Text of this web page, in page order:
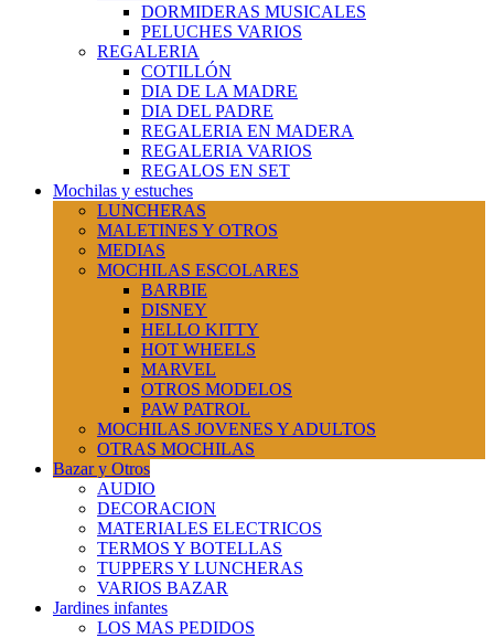
DORMIDERAS MUSICALES
PELUCHES VARIOS
REGALERIA
COTILLÓN
DIA DE LA MADRE
DIA DEL PADRE
REGALERIA EN MADERA
REGALERIA VARIOS
REGALOS EN SET
Mochilas y estuches
LUNCHERAS
MALETINES Y OTROS
MEDIAS
MOCHILAS ESCOLARES
BARBIE
DISNEY
HELLO KITTY
HOT WHEELS
MARVEL
OTROS MODELOS
PAW PATROL
MOCHILAS JOVENES Y ADULTOS
OTRAS MOCHILAS
Bazar y Otros
AUDIO
DECORACION
MATERIALES ELECTRICOS
TERMOS Y BOTELLAS
TUPPERS Y LUNCHERAS
VARIOS BAZAR
Jardines infantes
LOS MAS PEDIDOS